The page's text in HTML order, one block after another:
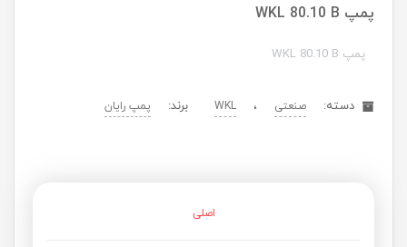
پمپ WKL 80.10 B
پمپ WKL 80.10 B
دسته: صنعتی ، WKL برند: پمپ رایان
اصلی